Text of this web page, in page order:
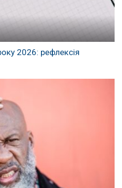
2026: рефлексія